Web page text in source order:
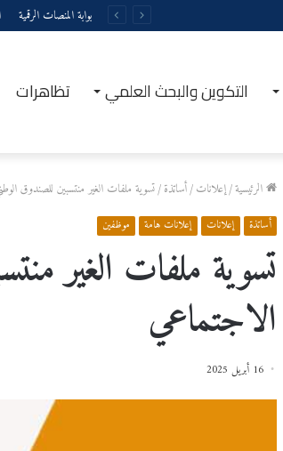
بوابة المنصات الرقمية
التكوين والبحث العلمي تظاهرات
الرئيسية/إعلانات/أساتذة/تسوية ملفات الغير منتسبين للصندوق
أساتذة إعلانات إعلانات هامة موظفين
تسوية ملفات الغير
الاجتماعي
16 أبريل 2025